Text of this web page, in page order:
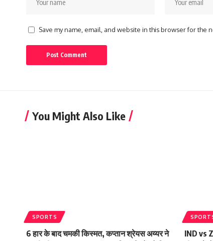
Save my name, email, and website in this browser for the
You Might Also Like
SPORTS
6 हार के बाद चमकी किस्मत, कप्तान श्रेयस अय्यर ने
IND vs